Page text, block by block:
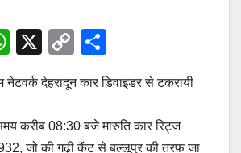
W
h
at
s
A
X
C
p
y
Li
ar
e
नेटवर्क देहरादून कार डिवाइडर से टकरायी
समय करीब 08:30 बजे मारुति कार रिट्ज
जो की गढ़ी कैंट से बल्लूपुर की तरफ जा